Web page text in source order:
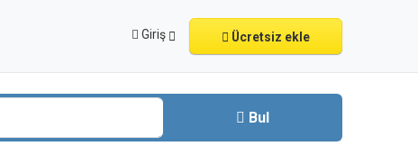
Giriş Ücretsiz ekle
Bul